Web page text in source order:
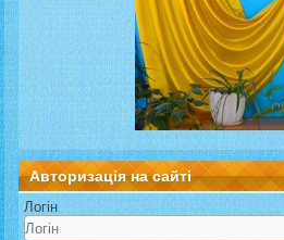
Авторизація на сайті
Логін